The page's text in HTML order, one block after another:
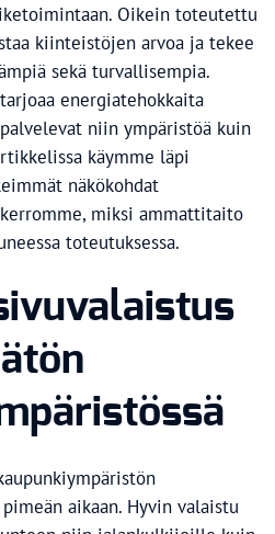
Oikein toteutettu
kiinteistöjen arvoa ja tekee
sekä turvallisempia.
energiatehokkaita
niin ympäristöä kuin
käymme läpi
näkökohdat
miksi ammattitaito
toteutuksessa.
pimeän aikaan. Hyvin valaistu